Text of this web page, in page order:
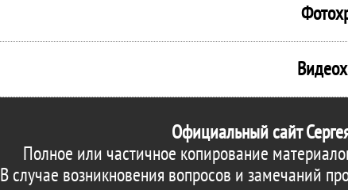
Официальный сайт
Полное или частичное копирование
В случае возникновения вопросов и замечаний